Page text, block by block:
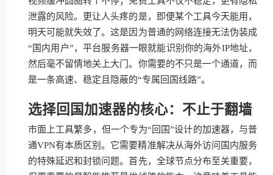
泄露的风险。更让人头疼的是，即便某个工具今天能用，
明天可能就失效了。这是因为普通的网络连接无法伪装成
“国内用户”，平台服务器一眼就能识别你的海外IP地址，
然后毫不留情地关上大门。你需要的不只是一个通道，而
是一条高速、稳定且隐蔽的“专属回国线路”。
选择回国加速器的核心：不止于翻墙
市面上工具繁多，但一个专为“回国”设计的加速器，与普
通VPN有本质区别。它需要精准解决从海外访问国内服务
的特殊延迟和封锁问题。首先，全球节点分布至关重要，